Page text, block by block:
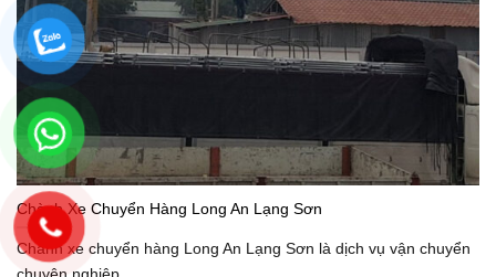
Chành Xe Chuyển Hàng Long An Lạng Sơn
Chành xe chuyển hàng Long An Lạng Sơn là dịch vụ vận chuyển